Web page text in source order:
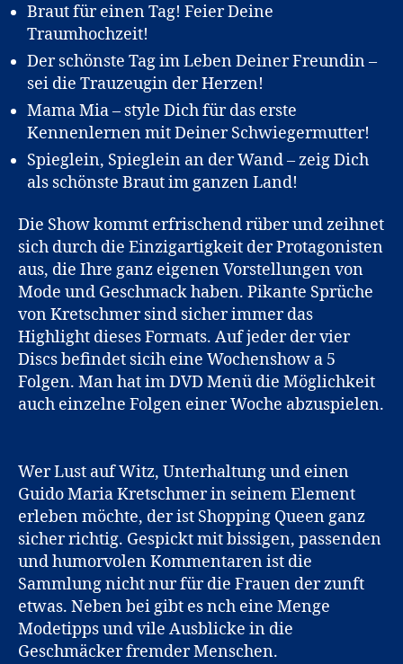
Braut für einen Tag! Feier Deine
Traumhochzeit!
Der schönste Tag im Leben Deiner Freundin –
sei die Trauzeugin der Herzen!
Mama Mia – style Dich für das erste
Kennenlernen mit Deiner Schwiegermutter!
Spieglein, Spieglein an der Wand – zeig Dich
als schönste Braut im ganzen Land!
Die Show kommt erfrischend rüber und zeihnet
sich durch die Einzigartigkeit der Protagonisten
aus, die Ihre ganz eigenen Vorstellungen von
Mode und Geschmack haben. Pikante Sprüche
von Kretschmer sind sicher immer das
Highlight dieses Formats. Auf jeder der vier
Discs befindet sicih eine Wochenshow a 5
Folgen. Man hat im DVD Menü die Möglichkeit
auch einzelne Folgen einer Woche abzuspielen.
Wer Lust auf Witz, Unterhaltung und einen
Guido Maria Kretschmer in seinem Element
erleben möchte, der ist Shopping Queen ganz
sicher richtig. Gespickt mit bissigen, passenden
und humorvolen Kommentaren ist die
Sammlung nicht nur für die Frauen der zunft
etwas. Neben bei gibt es nch eine Menge
Modetipps und vile Ausblicke in die
Geschmäcker fremder Menschen.